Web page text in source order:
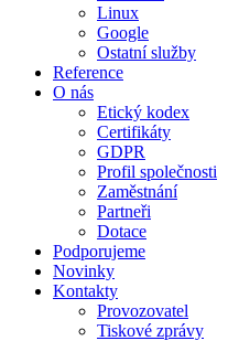
Linux
Google
Ostatní služby
Reference
O nás
Etický kodex
Certifikáty
GDPR
Profil společnosti
Zaměstnání
Partneři
Dotace
Podporujeme
Novinky
Kontakty
Provozovatel
Tiskové zprávy